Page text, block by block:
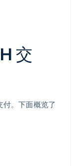
交
付。下面概览了